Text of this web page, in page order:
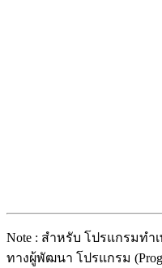
Note : สำหรับ โปรแกรมทำ
ทางผู้พัฒนา โปรแกรม